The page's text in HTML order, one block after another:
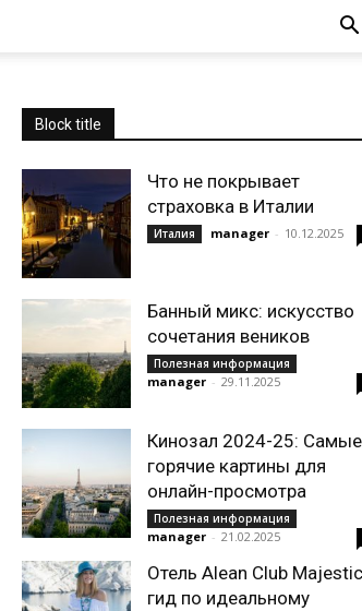
Block title
Что не покрывает
страховка в Италии
Италия manager - 10.12.2025
Банный микс: искусство
сочетания веников
Полезная информация
manager - 29.11.2025
Кинозал 2024-25: Самые
горячие картины для
онлайн-просмотра
Полезная информация
manager - 21.02.2025
Отель Alean Club
гид по идеальному